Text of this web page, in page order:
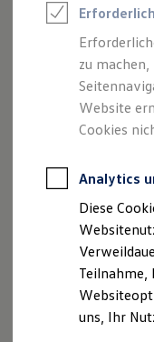
Leasing
Junge
Kfz-
Eine
Der
Impressum &
zu
Website
Cookies
Analytics
Diese
Teilnahme,
uns, Ihr